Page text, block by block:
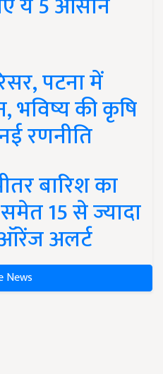
पटना में
भविष्य की कृषि
रणनीति
बारिश का
15 से ज्यादा
अलर्ट
News